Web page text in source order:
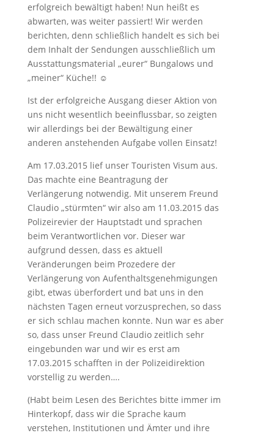
erfolgreich bewältigt haben! Nun heißt es
abwarten, was weiter passiert! Wir werden
berichten, denn schließlich handelt es sich bei
dem Inhalt der Sendungen ausschließlich um
Ausstattungsmaterial „eurer“ Bungalows und
„meiner“ Küche!! ☺
Ist der erfolgreiche Ausgang dieser Aktion von
uns nicht wesentlich beeinflussbar, so zeigten
wir allerdings bei der Bewältigung einer
anderen anstehenden Aufgabe vollen Einsatz!
Am 17.03.2015 lief unser Touristen Visum aus.
Das machte eine Beantragung der
Verlängerung notwendig. Mit unserem Freund
Claudio „stürmten“ wir also am 11.03.2015 das
Polizeirevier der Hauptstadt und sprachen
beim Verantwortlichen vor. Dieser war
aufgrund dessen, dass es aktuell
Veränderungen beim Prozedere der
Verlängerung von Aufenthaltsgenehmigungen
gibt, etwas überfordert und bat uns in den
nächsten Tagen erneut vorzusprechen, so dass
er sich schlau machen konnte. Nun war es aber
so, dass unser Freund Claudio zeitlich sehr
eingebunden war und wir es erst am
17.03.2015 schafften in der Polizeidirektion
vorstellig zu werden….
(Habt beim Lesen des Berichtes bitte immer im
Hinterkopf, dass wir die Sprache kaum
verstehen, Institutionen und Ämter und ihre